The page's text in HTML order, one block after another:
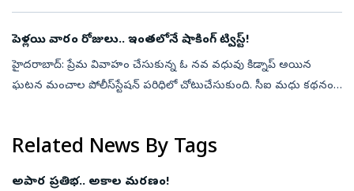
పెళ్లయి వారం రోజులు.. ఇంతలోనే షాకింగ్ ట్విస్ట్‌!
హైదరాబాద్‌: ప్రేమ వివాహం చేసుకున్న ఓ నవ వధువు కిడ్నాప్‌ అయిన
ఘటన మంచాల పోలీస్‌స్టేషన్‌ పరిధిలో చోటుచేసుకుంది. సీఐ మధు కథనం
Related News By Tags
అపార ప్రతిభ.. అకాల మరణం!